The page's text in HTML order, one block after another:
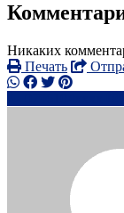
Никаких
Печать